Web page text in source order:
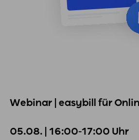
Webinar | easybill für
05.08. | 16:00-17:00 Uhr